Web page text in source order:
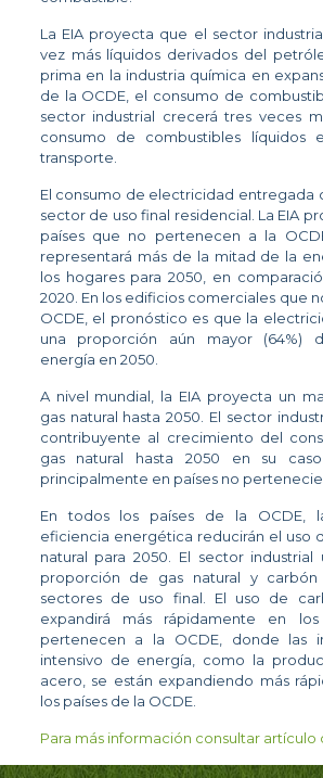
La EIA proyecta que el sector
vez más líquidos derivados del
prima en la industria química en
de la OCDE, el consumo de
sector industrial crecerá tres veces
consumo de combustibles líquidos
transporte.
El consumo de electricidad entregada
sector de uso final residencial. La EIA
países que no pertenecen a la
representará más de la mitad de la
los hogares para 2050, en
2020. En los edificios comerciales que
OCDE, el pronóstico es que la
una proporción aún mayor (64%)
energía en 2050.
A nivel mundial, la EIA proyecta un
gas natural hasta 2050. El sector
contribuyente al crecimiento del
gas natural hasta 2050 en su
principalmente en países no
En todos los países de la OCDE,
eficiencia energética reducirán el uso
natural para 2050. El sector industrial
proporción de gas natural y
sectores de uso final. El uso de
expandirá más rápidamente en
pertenecen a la OCDE, donde las
intensivo de energía, como la
acero, se están expandiendo más
los países de la OCDE.
Para más información consultar artículo